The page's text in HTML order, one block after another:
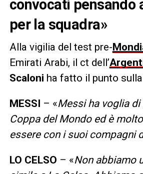
convocati pensando
per la squadra»
Alla vigilia del test pre-
Emirati Arabi, il ct dell’
Scaloni ha fatto il punto
MESSI – «Messi ha voglia
Coppa del Mondo ed è
essere con i suoi compagni
LO CELSO – «Non abbiamo